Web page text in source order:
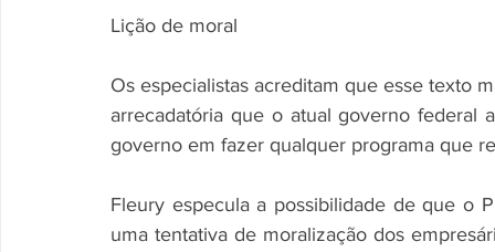
Lição de moral
Os especialistas acreditam que esse texto
arrecadatória que o atual governo federal
governo em fazer qualquer programa que
Fleury especula a possibilidade de que o
uma tentativa de moralização dos